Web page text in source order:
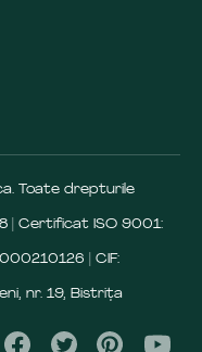
Toate drepturile
| Certificat ISO 9001:
| CIF:
nr. 19, Bistrița